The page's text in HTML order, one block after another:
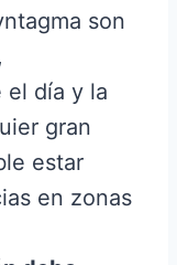
son
el día y la
gran
estar
en zonas